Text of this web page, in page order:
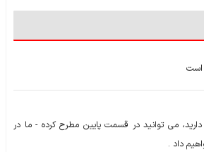
است
می توانید در قسمت پایین مطرح کرده - ما در
داد .